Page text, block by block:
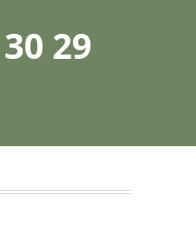
29